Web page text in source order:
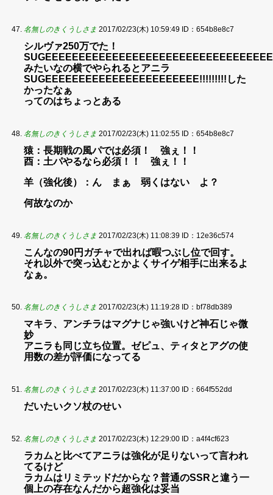
名無しのきくうしさま 2017/02/23(木) 10:59:49 ID：654b8e8c7
シルヴァ250万でた！
みたいなの横でやられるとアニラ
SUGEEEEEEEEEEEEEEEEEEEEEEE!!!!!!!!!した
かったなぁ
ってのはちょっとある
名無しのきくうしさま 2017/02/23(木) 11:02:55 ID：654b8e8c7
猿：長期戦の風パでは必須！ 強ぇ！！
酉：土パやるなら必須！！ 強ぇ！！
羊（強化後）：ん まぁ 弱くはない よ？
何故なのか
名無しのきくうしさま 2017/02/23(木) 11:08:39 ID：12e36c574
こんなの90円ガチャで出れば暇つぶし位で回す。
それ以外で突っ込むとかよくサイゲ相手に出来るよ
なぁ。
名無しのきくうしさま 2017/02/23(木) 11:19:28 ID：bf78db389
マキラ、アンチラはマグナじゃ強いけど神石じゃ微
妙
アニラも同じ立ち位置。ゼピュ、ティタとアグの使
用数の差が評価になってる
名無しのきくうしさま 2017/02/23(木) 11:37:00 ID：664f552dd
だいたいクソ杖のせい
名無しのきくうしさま 2017/02/23(木) 12:29:00 ID：a4f4cf623
ラカムと比べてアニラは強化が足りないって言われ
てるけど
ラカムはリミテッドだからな？普通のSSRと違う一
個上の存在なんだから超強化は妥当